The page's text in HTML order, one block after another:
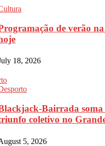
de verão
18, 2026
Bairrada soma
coletivo no
5, 2026